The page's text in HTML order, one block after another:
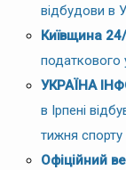
відбудови в
Київщина
податкового
УКРАЇНА
в Ірпені
тижня
Офіційний